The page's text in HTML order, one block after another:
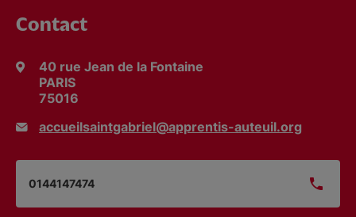
Contact
40 rue Jean de la Fontaine
PARIS
75016
accueilsaintgabriel@apprentis-auteuil.org
0144147474